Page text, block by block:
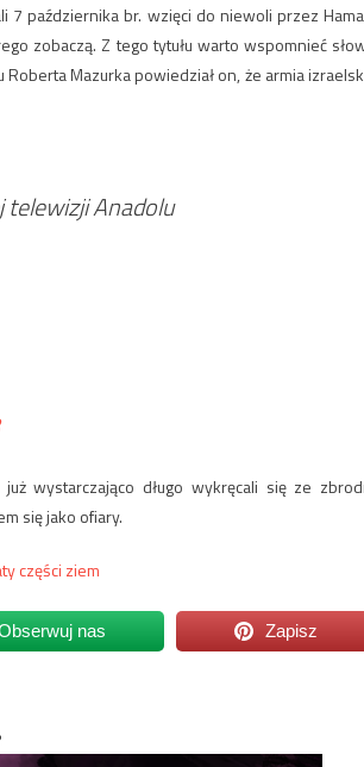
7 października br. wzięci do niewoli przez
zobaczą. Z tego tytułu warto wspomnieć
Mazurka powiedział on, że armia
Anadolu
już wystarczająco długo wykręcali się ze
się jako ofiary.
części ziem
nas Zapisz